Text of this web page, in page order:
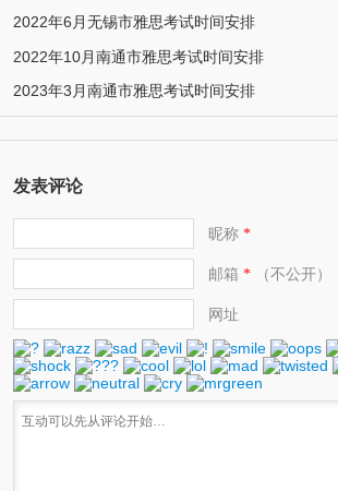
2022年6月无锡市雅思考试时间安排
2022年10月南通市雅思考试时间安排
2023年3月南通市雅思考试时间安排
发表评论
昵称*
邮箱 *（不公开）
网址